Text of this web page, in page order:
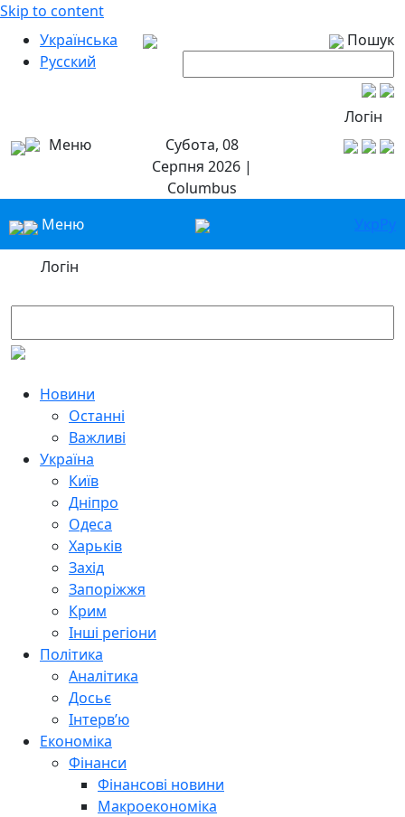
Skip to content
Українська
Русский
Пошук
Логін
Меню
Субота, 08
Серпня 2026 |
Columbus
Меню
УкрРу
Логін
Новини
Останні
Важливі
Україна
Київ
Дніпро
Одеса
Харьків
Захід
Запоріжжя
Крим
Інші регіони
Політика
Аналітика
Досьє
Інтерв’ю
Економіка
Фінанси
Фінансові новини
Макроекономіка